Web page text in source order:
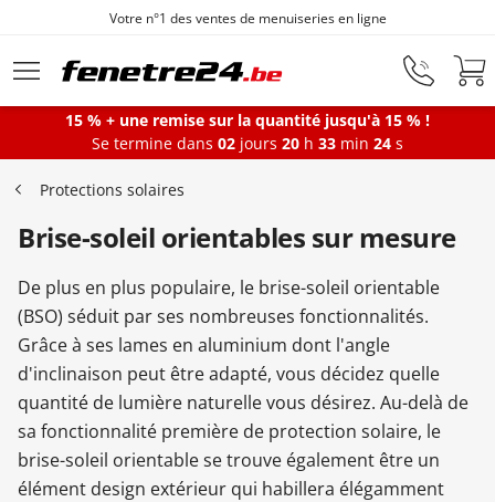
Aller au contenu principal
Fenêtres sur mesure depuis 1872
Fenêtres
Portes-fenêtres
Baies vitrées
Portes d'entrée
Protections solaires
15 % + une remise sur la quantité jusqu'à 15 % !
Se termine dans 02 jours 20 h 33 min 23 s
Protections solaires
Brise-soleil orientables sur mesure
De plus en plus populaire, le brise-soleil orientable
(BSO) séduit par ses nombreuses fonctionnalités.
Grâce à ses lames en aluminium dont l'angle
d'inclinaison peut être adapté, vous décidez quelle
quantité de lumière naturelle vous désirez. Au-delà de
sa fonctionnalité première de protection solaire, le
brise-soleil orientable se trouve également être un
élément design extérieur qui habillera élégamment